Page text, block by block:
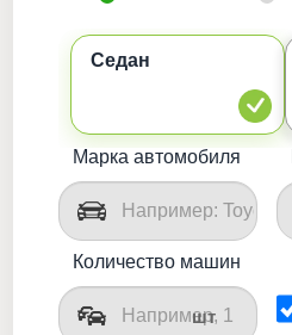
Седан
Марка автомобиля
Количество машин
шт